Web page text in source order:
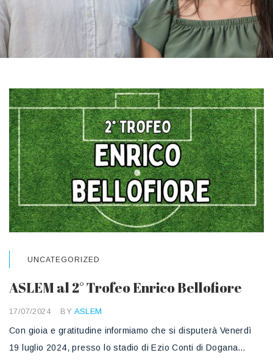
UNCATEGORIZED
ASLEM al 2° Trofeo Enrico Bellofiore
17/07/2024 BY ASLEM
Con gioia e gratitudine informiamo che si disputerà Venerdì
19 luglio 2024, presso lo stadio di Ezio Conti di Dogana…